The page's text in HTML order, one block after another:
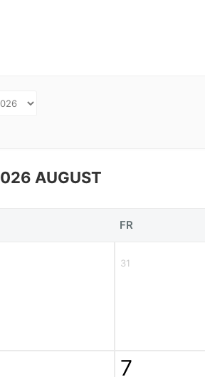
AUGUST
FR
31
7